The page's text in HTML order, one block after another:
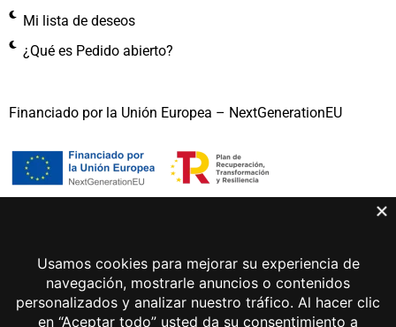
Mi lista de deseos
¿Qué es Pedido abierto?
Financiado por la Unión Europea – NextGenerationEU
Aviso legal
Política de privacidad